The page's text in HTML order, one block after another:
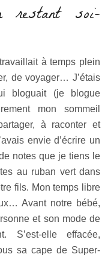
restant soi-
à temps plein
de voyager… J’étais
bloguait (je blogue
mon sommeil
à raconter et
envie d’écrire un
notes que je tiens le
au ruban vert dans
fils. Mon temps libre
Avant notre bébé,
et son mode de
S’est-elle effacée,
sa cape de Super-